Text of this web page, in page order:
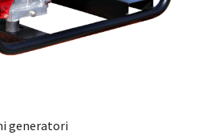
generatori